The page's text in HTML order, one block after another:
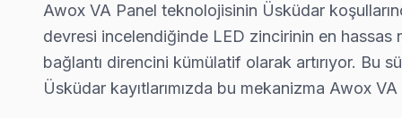
Kuzguncuk Awox Servis
Kuzguncuk semtindeki Awox TV sorunları için kapıya kadar
Awox Servis Merkezi →
Awox VA Panel teknolojisinin Üsküdar
devresi incelendiğinde LED zincirinin en
bağlantı direncini kümülatif olarak artırıyor. Bu
Üsküdar kayıtlarımızda bu mekanizma Awox VA